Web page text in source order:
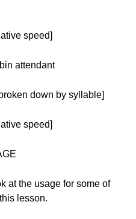
speed]
attendant
down by syllable]
speed]
at the usage for some of
lesson.